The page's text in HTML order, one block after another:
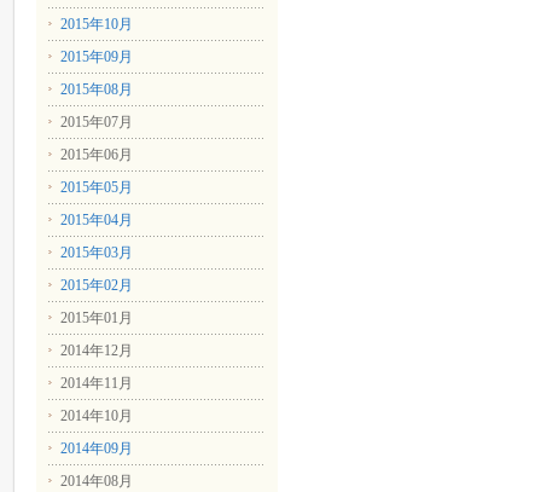
2015年10月
2015年09月
2015年08月
2015年07月
2015年06月
2015年05月
2015年04月
2015年03月
2015年02月
2015年01月
2014年12月
2014年11月
2014年10月
2014年09月
2014年08月